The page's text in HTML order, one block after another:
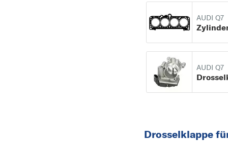
AUDI Q7
AUDI Q7
Drosselklappe